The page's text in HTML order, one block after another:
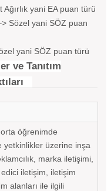
yani EA puan türü
Sözel yani SÖZ puan
yani SÖZ puan türü
öğrenimde
yetkinlikler üzerine inşa
marka iletişimi,
iletişim, iletişim
alanları ile ilgili